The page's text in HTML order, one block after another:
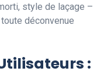
style de laçage –
déconvenue
: